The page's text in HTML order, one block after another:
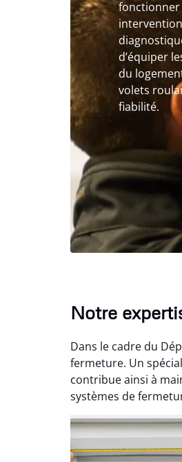
fonctionner
d’équiper
du
volets
fiabilité.
Notre
Dans le cadre du
fermeture. Un
contribue ainsi à
systèmes de